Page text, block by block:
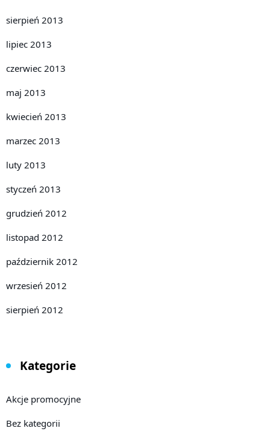
sierpień 2013
lipiec 2013
czerwiec 2013
maj 2013
kwiecień 2013
marzec 2013
luty 2013
styczeń 2013
grudzień 2012
listopad 2012
październik 2012
wrzesień 2012
sierpień 2012
Kategorie
Akcje promocyjne
Bez kategorii